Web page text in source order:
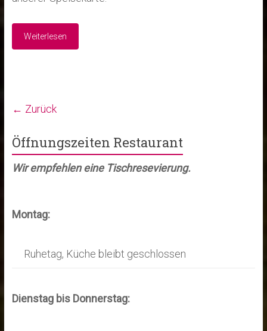
Weiterlesen
← Zurück
Öffnungszeiten Restaurant
Wir empfehlen eine Tischresevierung.
Montag:
Ruhetag, Küche bleibt geschlossen
Dienstag bis Donnerstag: